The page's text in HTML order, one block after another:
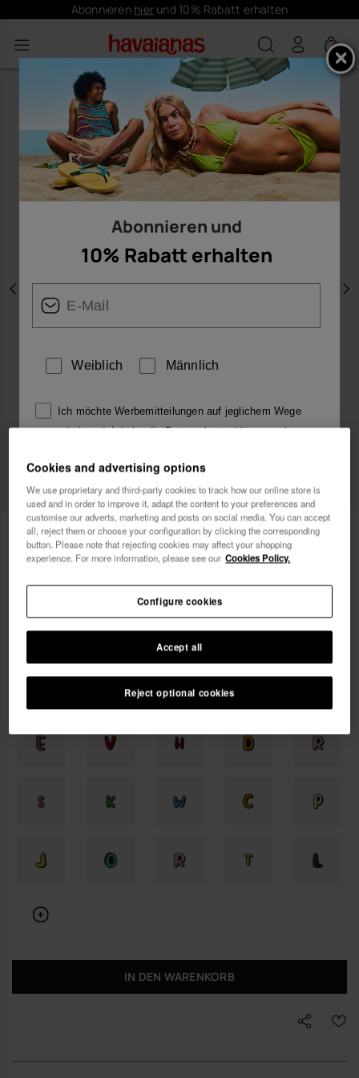
Abonnieren hierund 10% Rabatt erhalten
0
Vorherige
Havaianas Charms Slim Alphabet 3,90 €
IN DEN WARENKORB
Abonnieren und
10% Rabatt erhalten
Weiblich Männlich
Ich möchte Werbemitteilungen auf jeglichem Wege
erhalten. Ich habe dieDatenschutzerklärung gelesen
Ich möchte 10% Rabatt
Cookies and advertising options
We use proprietary and third-party cookies to track how our online store is
used and in order to improve it, adapt the content to your preferences and
customise our adverts, marketing and posts on social media. You can accept
all, reject them or choose your configuration by clicking the corresponding
button. Please note that rejecting cookies may affect your shopping
experience. For more information, please see our Cookies Policy.
Reject optional cookies
Accept all
Configure cookies